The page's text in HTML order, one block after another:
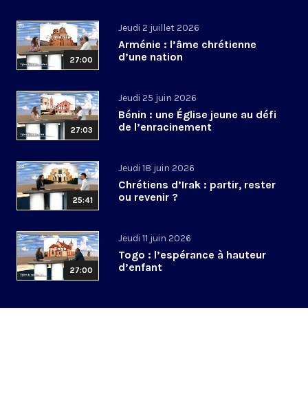
27:00
Jeudi 2 juillet 2026
Arménie : l’âme chrétienne
d’une nation
27:03
Jeudi 25 juin 2026
Bénin : une Église jeune au défi
de l’enracinement
25:41
Jeudi 18 juin 2026
Chrétiens d’Irak : partir, rester
ou revenir ?
27:00
Jeudi 11 juin 2026
Togo : l’espérance à hauteur
d’enfant